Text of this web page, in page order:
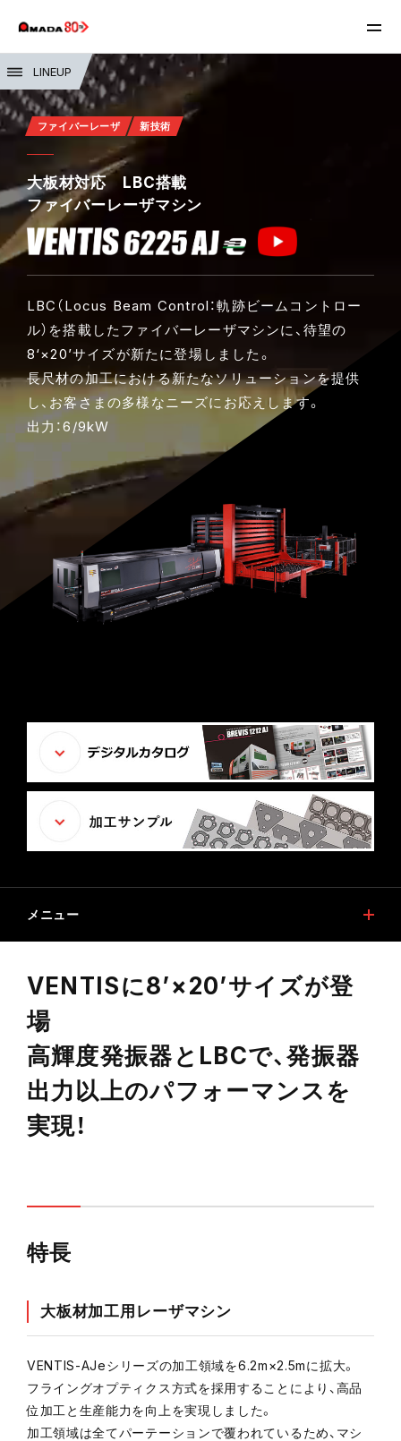
LINEUP
ファイバーレーザ 新技術
大板材対応 LBC搭載
ファイバーレーザマシン
LBC（Locus Beam Control：軌跡ビームコントロー
ル）を搭載したファイバーレーザマシンに、待望の
8‘×20’サイズが新たに登場しました。
長尺材の加工における新たなソリューションを提供
し、お客さまの多様なニーズにお応えします。
出力：6/9kW
メニュー
加工サンプル 自動化ソリューション
オプション
ソフトウエア
デジタルカタログ
メルマガ登録
お問い合わせ
カタログ請求
VENTISに8’×20’サイズが登
場
高輝度発振器とLBCで、発振器
出力以上のパフォーマンスを
実現！
特長
大板材加工用レーザマシン
VENTIS-AJeシリーズの加工領域を6.2m×2.5mに拡大。
フライングオプティクス方式を採用することにより、高品
位加工と生産能力を向上を実現しました。
加工領域は全てパーテーションで覆われているため、マシ